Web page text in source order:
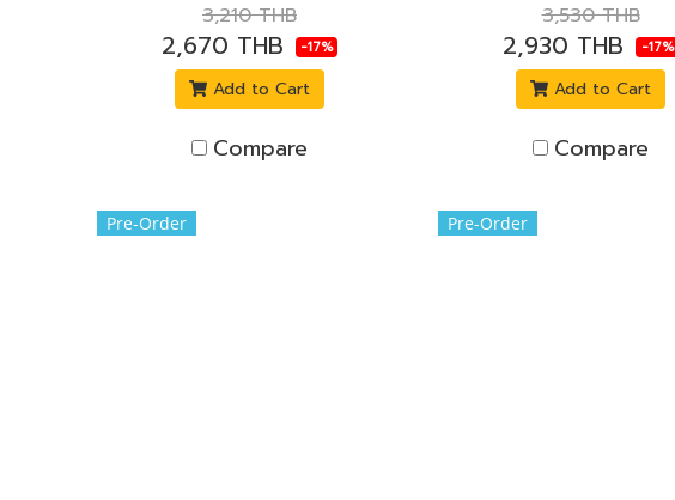
3,210 THB
2,670 THB -17%
Add to Cart
Compare
3,530 THB
2,930 THB -17%
Add to Cart
Compare
Pre-Order Pre-Order